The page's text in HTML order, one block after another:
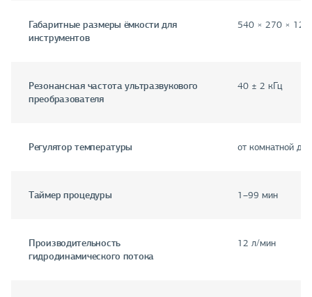
Габаритные размеры ёмкости для
инструментов
540 × 270 ×
Резонансная частота ультразвукового
преобразователя
40 ± 2 кГц
Регулятор температуры от комнатной до
Таймер процедуры 1–99 мин
Производительность
гидродинамического потока
12 л/мин